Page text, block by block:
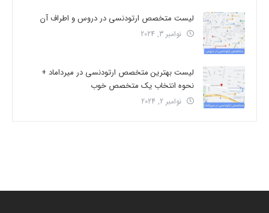
لیست متخصص ارتودنسی در دروس و اطراف آن
نوامبر 3, 2024
لیست بهترین متخصص ارتودنسی در میرداماد +
نحوه انتخاب یک متخصص خوب
نوامبر 2, 2024